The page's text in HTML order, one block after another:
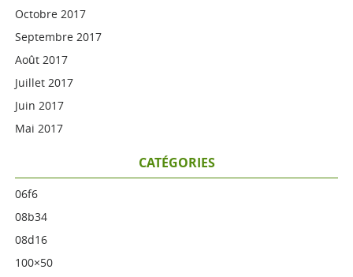
Octobre 2017
Septembre 2017
Août 2017
Juillet 2017
Juin 2017
Mai 2017
CATÉGORIES
06f6
08b34
08d16
100×50